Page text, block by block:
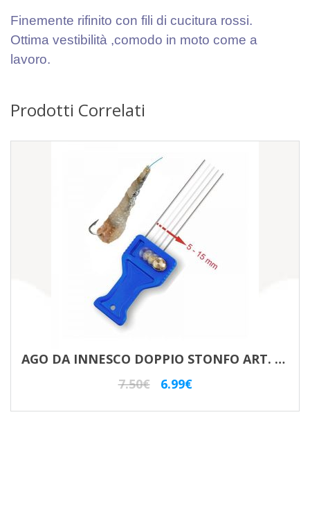
Finemente rifinito con fili di cucitura rossi.
Ottima vestibilità ,comodo in moto come a
lavoro.
Prodotti Correlati
AGO DA INNESCO DOPPIO STONFO ART. 712 – INOX
7.50€
Il
6.99€Il